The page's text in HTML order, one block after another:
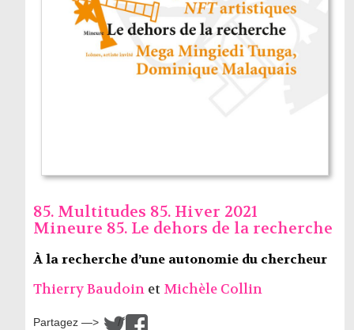
85. Multitudes 85. Hiver 2021
Mineure 85. Le dehors de la recherche
À la recherche d’une autonomie du chercheur
Thierry Baudoinet Michèle Collin
Partagez —> /